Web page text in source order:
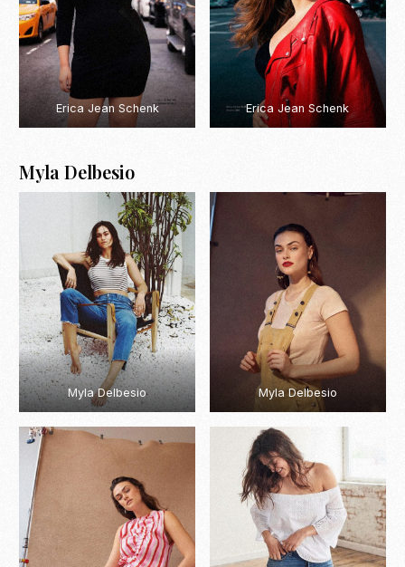
Erica Jean Schenk Erica Jean Schenk
Myla Delbesio
Myla Delbesio Myla Delbesio